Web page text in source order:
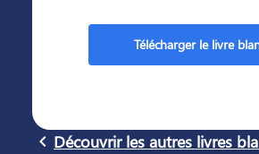
navigate_before Découvrir les autres livres